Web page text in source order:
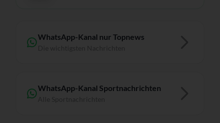
WhatsApp-Kanal nur Topnews
WhatsApp-Kanal Sportnachrichten